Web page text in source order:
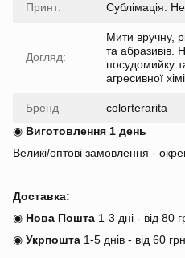
Принт: Сублімація.
Догляд:
Мити вручну,
та абразивів.
посудомийку
агресивної
Бренд
colorterarita
◉ Виготовлення 1 день
Великі/оптові замовлення -
Доставка:
◉ Нова Пошта 1-3 дні - від 80
◉ Укрпошта 1-5 днів - від 60 грн.